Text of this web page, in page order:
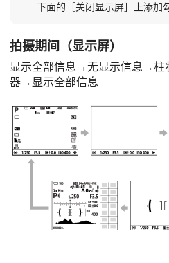
下面的 ［关闭显示屏］ 上添加
拍摄期间（显示屏）
显示全部信息 →无显示信息 →柱
器→ 显示全部信息